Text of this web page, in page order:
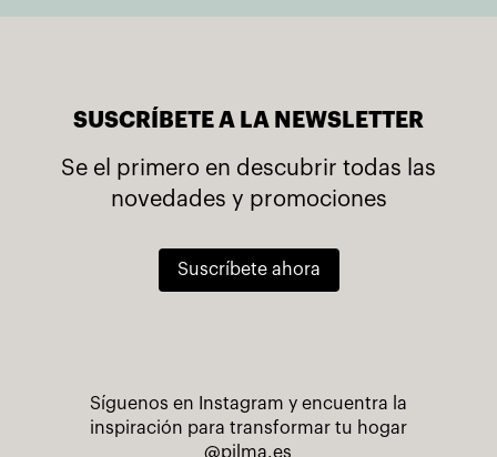
SUSCRÍBETE A LA NEWSLETTER
Se el primero en descubrir todas las
novedades y promociones
Suscríbete ahora
Síguenos en Instagram y encuentra la
inspiración para transformar tu hogar
@pilma.es